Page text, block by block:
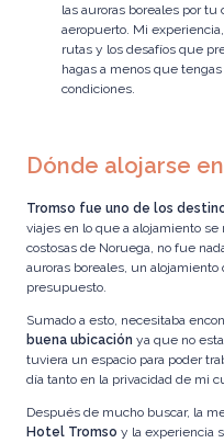
las auroras boreales por tu
aeropuerto. Mi
rutas y los desafíos que
hagas a menos que
condiciones.
Dónde alojarse
Tromso fue uno de los
viajes en lo que a alojamiento
costosas de Noruega, no fue
auroras boreales, un
presupuesto.
Sumado a esto, necesitaba
buena ubicación ya que no
tuviera un espacio para poder
día tanto en la privacidad de mi
Después de mucho buscar, la
Hotel Tromso y la experiencia